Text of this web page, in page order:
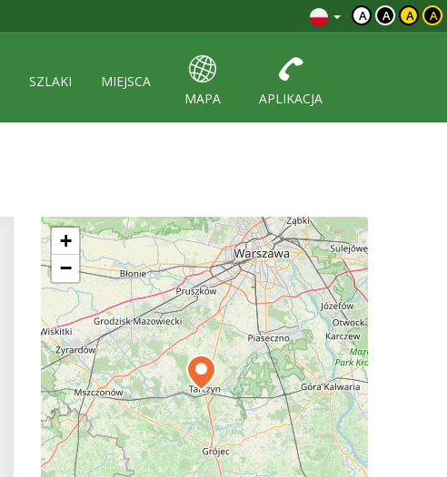
A A A A
SZLAKI
MIEJSCA
MAPA
APLIKACJA
+
−